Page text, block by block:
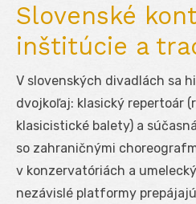
Slovenské
inštitúcie a
V slovenských divadlách sa
dvojkoľaj: klasický repertoár
klasicistické balety) a
so zahraničnými
v konzervatóriách a
nezávislé platformy